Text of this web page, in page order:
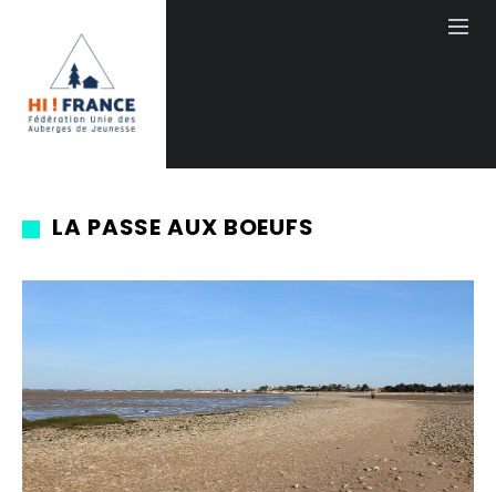
LA PASSE AUX BOEUFS